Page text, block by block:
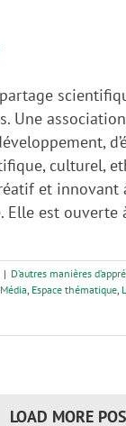
Une
culturel,
et innovant
Elle est ouverte
| D’autres manières
, Espace thématique,
LOAD MORE